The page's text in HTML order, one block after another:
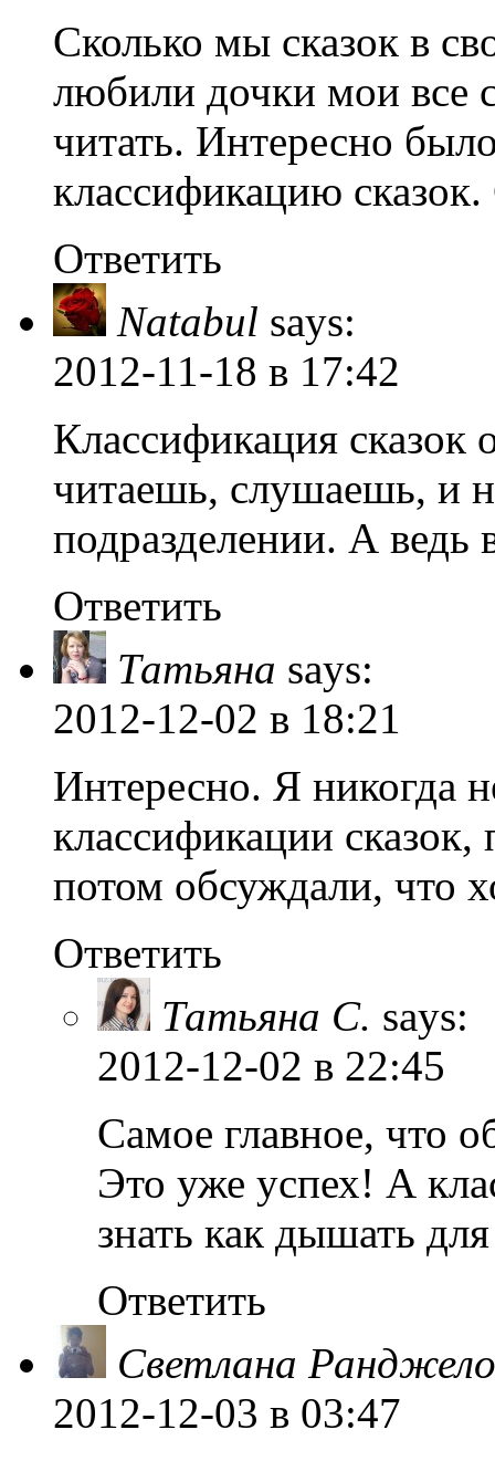
Сколько мы сказок в
любили дочки мои все
читать. Интересно
классификацию
Ответить
Natabul says:
2012-11-18 в 17:42
Классификация сказок
читаешь, слушаешь, и
подразделении. А ведь
Ответить
Татьяна says:
2012-12-02 в 18:21
Интересно. Я никогда
классификации сказок,
потом обсуждали, что
Ответить
Татьяна С. says:
2012-12-02 в 22:45
Самое главное, что
Это уже успех! А
знать как дышать
Ответить
Светлана
2012-12-03 в 03:47